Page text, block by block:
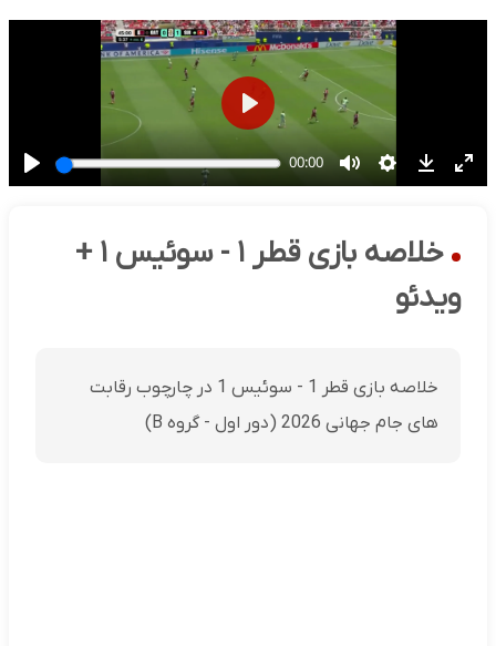
خلاصه بازی قطر ۱ - سوئیس ۱ +
ویدئو
خلاصه بازی قطر 1 - سوئیس 1 در چارچوب رقابت
های جام جهانی 2026 (دور اول - گروه B)